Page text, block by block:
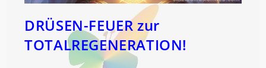
DRÜSEN-FEUER zur
TOTALREGENERATION!